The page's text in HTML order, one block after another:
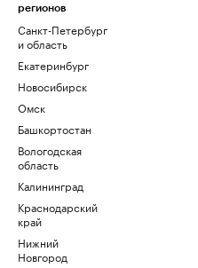
регионов
Санкт-Петербург
и область
Екатеринбург
Новосибирск
Омск
Башкортостан
Вологодская
область
Калининград
Краснодарский
край
Нижний
Новгород